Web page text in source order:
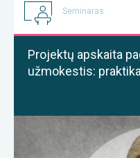
Seminaras
Projektų apskaita
užmokestis: